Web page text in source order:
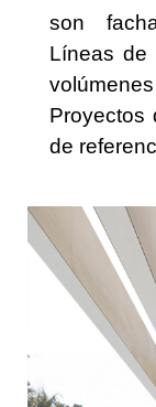
son
Líneas de
Proyectos
de